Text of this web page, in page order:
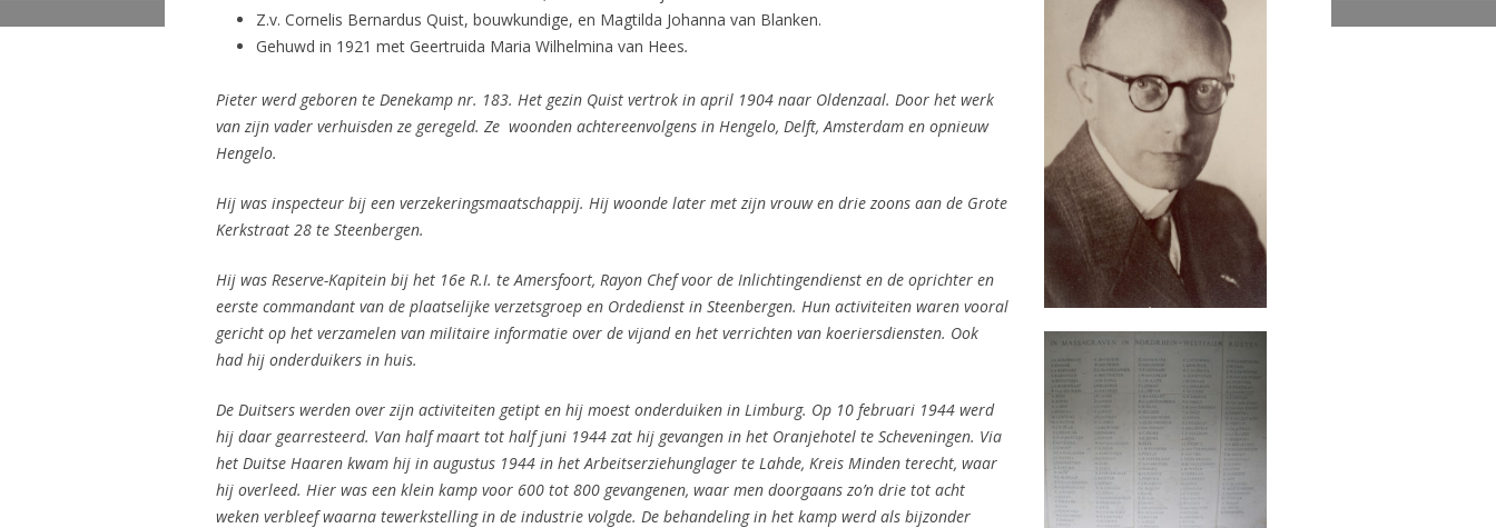
Z.v. Cornelis Bernardus Quist, bouwkundige, en Magtilda Johanna van Blanken.
Gehuwd in 1921 met Geertruida Maria Wilhelmina van Hees.
Pieter werd geboren te Denekamp nr. 183. Het gezin Quist vertrok in april 1904 naar Oldenzaal. Door het werk
van zijn vader verhuisden ze geregeld. Ze woonden achtereenvolgens in Hengelo, Delft, Amsterdam en opnieuw
Hengelo.
Hij was inspecteur bij een verzekeringsmaatschappij. Hij woonde later met zijn vrouw en drie zoons aan de Grote
Kerkstraat 28 te Steenbergen.
Hij was Reserve-Kapitein bij het 16e R.I. te Amersfoort, Rayon Chef voor de Inlichtingendienst en de oprichter en
eerste commandant van de plaatselijke verzetsgroep en Ordedienst in Steenbergen. Hun activiteiten waren vooral
gericht op het verzamelen van militaire informatie over de vijand en het verrichten van koeriersdiensten. Ook
had hij onderduikers in huis.
De Duitsers werden over zijn activiteiten getipt en hij moest onderduiken in Limburg. Op 10 februari 1944 werd
hij daar gearresteerd. Van half maart tot half juni 1944 zat hij gevangen in het Oranjehotel te Scheveningen. Via
het Duitse Haaren kwam hij in augustus 1944 in het Arbeitserziehunglager te Lahde, Kreis Minden terecht, waar
hij overleed. Hier was een klein kamp voor 600 tot 800 gevangenen, waar men doorgaans zo’n drie tot acht
weken verbleef waarna tewerkstelling in de industrie volgde. De behandeling in het kamp werd als bijzonder